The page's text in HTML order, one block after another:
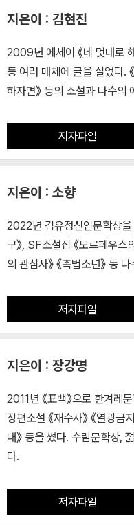
지은이 : 김현진
2009년 에세이 《네 멋대로 해
등 여러 매체에 글을 실었다.
하자면》 등의 소설과 다수의
저자파일
지은이 : 소향
2022년 김유정신인문학상을
구》, SF소설집 《모르페우스
의 관심사》 《촉법소년》 등
저자파일
지은이 : 장강명
2011년 《표백》으로 한겨레
장편소설 《재수사》 《열광금
대》 등을 썼다. 수림문학상,
다.
저자파일